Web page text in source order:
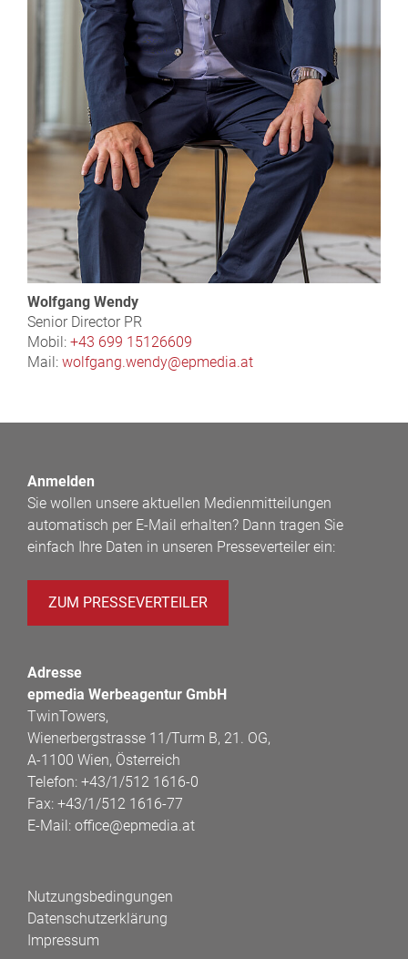
Wolfgang Wendy
Senior Director PR
Mobil: +43 699 15126609
Mail: wolfgang.wendy@epmedia.at
Anmelden
Sie wollen unsere aktuellen Medienmitteilungen
automatisch per E-Mail erhalten? Dann tragen Sie
einfach Ihre Daten in unseren Presseverteiler ein:
ZUM PRESSEVERTEILER
Adresse
epmedia Werbeagentur GmbH
TwinTowers,
Wienerbergstrasse 11/Turm B, 21. OG,
A-1100 Wien, Österreich
Telefon: +43/1/512 1616-0
Fax: +43/1/512 1616-77
E-Mail: office@epmedia.at
Nutzungsbedingungen
Datenschutzerklärung
Impressum